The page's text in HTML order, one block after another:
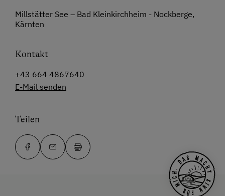
Millstätter See – Bad Kleinkirchheim - Nockberge,
Kärnten
Kontakt
+43 664 4867640
E-Mail senden
Teilen